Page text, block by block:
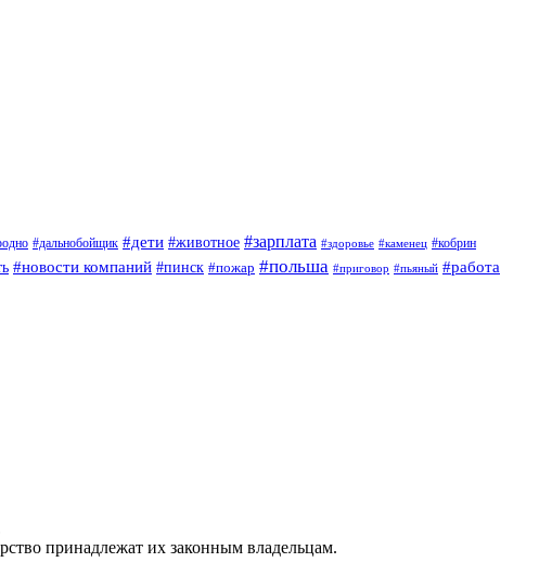
#дальнобойщик #дети #животное #зарплата #здоровье #каменец #кобрин
#новости компаний #пинск #пожар #польша #приговор #пьяный #работа
принадлежат их законным владельцам.